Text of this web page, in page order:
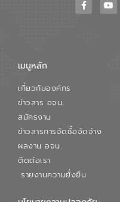
เมนูหลัก
เกี่ยวกับองค์กร
ข่าวสาร อจน.
สมัครงาน
ข่าวสารการจัดซื้อจัดจ้าง
ผลงาน อจน.
ติดต่อเรา
รายงานความยั่งยืน